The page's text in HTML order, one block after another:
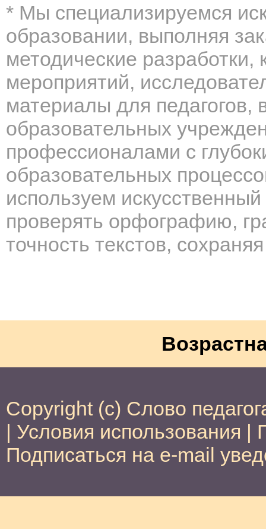
* Мы специализируемся
образовании, выполняя
методические разработки,
мероприятий,
материалы для педагогов,
образовательных
профессионалами с
образовательных
используем
проверять орфографию,
точность текстов,
Copyright (c) Слово
| Условия использования |
Подписаться на e-mail